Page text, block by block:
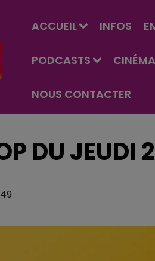
ACCUEIL INFOS
PODCASTS CINÉMA
NOUS CONTACTER
DU JEUDI